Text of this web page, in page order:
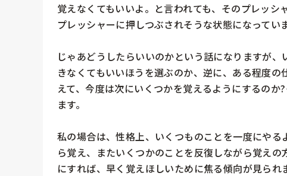
覚えなくてもいいよ。と言われても、そのプレッシ
プレッシャーに押しつぶされそうな状態になっていま
じゃあどうしたらいいのかという話になりますが
きなくてもいいほうを選ぶのか、逆に、ある程度
えて、今度は次にいくつかを覚えるようにするの
ます。
私の場合は、性格上、いくつものことを一度にや
ら覚え、またいくつかのことを反復しながら覚え
にすれば、早く覚えほしいために焦る傾向が見られ